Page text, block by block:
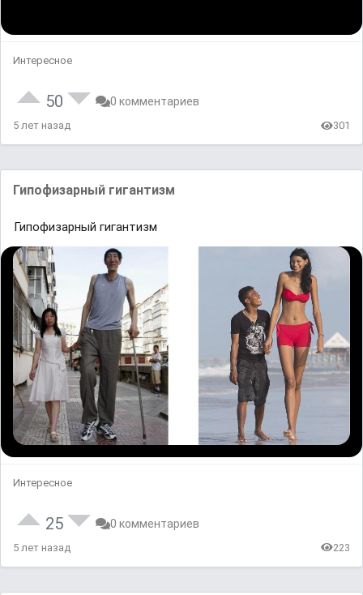
Интересное
50 0 комментариев
5 лет назад 301
Гипофизарный гигантизм
Гипофизарный гигантизм
Интересное
25 0 комментариев
5 лет назад 223